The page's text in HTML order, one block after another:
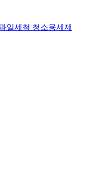
일세척 청소용세제